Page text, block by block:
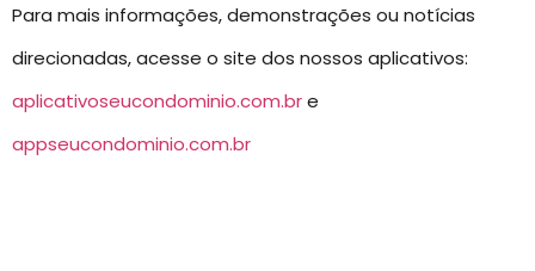
Para mais informações, demonstrações ou notícias
direcionadas, acesse o site dos nossos aplicativos:
aplicativoseucondominio.com.bre
appseucondominio.com.br